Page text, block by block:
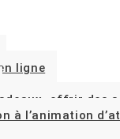
ligne
offrir des
à l’animation